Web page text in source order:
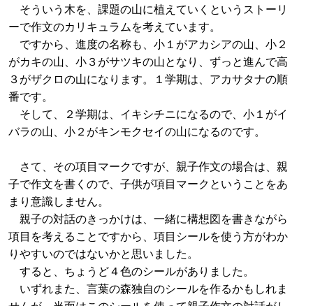
そういう木を、課題の山に植えていくというストーリ
ーで作文のカリキュラムを考えています。
ですから、進度の名称も、小１がアカシアの山、小２
がカキの山、小３がサツキの山となり、ずっと進んで高
３がザクロの山になります。１学期は、アカサタナの順
番です。
そして、２学期は、イキシチニになるので、小１がイ
バラの山、小２がキンモクセイの山になるのです。
さて、その項目マークですが、親子作文の場合は、親
子で作文を書くので、子供が項目マークということをあ
まり意識しません。
親子の対話のきっかけは、一緒に構想図を書きながら
項目を考えることですから、項目シールを使う方がわか
りやすいのではないかと思いました。
すると、ちょうど４色のシールがありました。
いずれまた、言葉の森独自のシールを作るかもしれま